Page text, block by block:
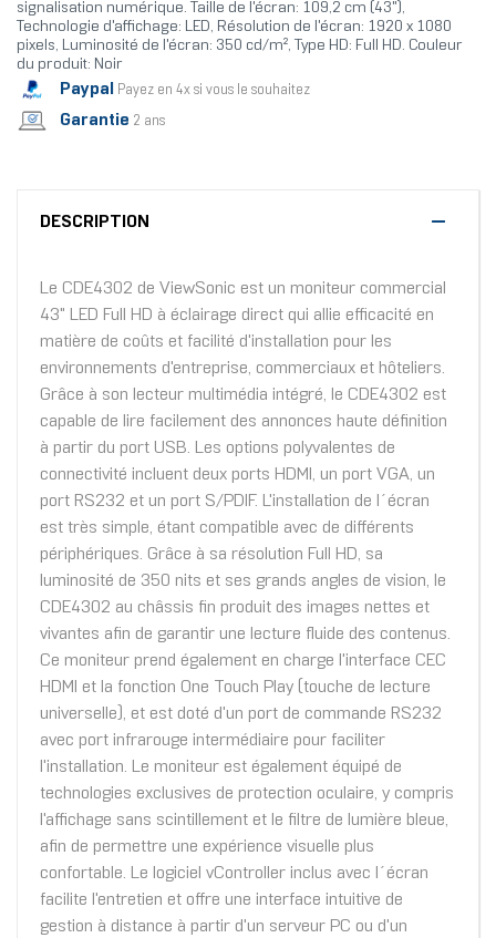
signalisation numérique. Taille de l'écran: 109,2 cm (43"),
Technologie d'affichage: LED, Résolution de l'écran: 1920 x 1080
pixels, Luminosité de l'écran: 350 cd/m², Type HD: Full HD. Couleur
du produit: Noir
Paypal Payez en 4x si vous le souhaitez
Garantie 2 ans
DESCRIPTION
Le CDE4302 de ViewSonic est un moniteur commercial
43" LED Full HD à éclairage direct qui allie efficacité en
matière de coûts et facilité d'installation pour les
environnements d'entreprise, commerciaux et hôteliers.
Grâce à son lecteur multimédia intégré, le CDE4302 est
capable de lire facilement des annonces haute définition
à partir du port USB. Les options polyvalentes de
connectivité incluent deux ports HDMI, un port VGA, un
port RS232 et un port S/PDIF. L'installation de l´écran
est très simple, étant compatible avec de différents
périphériques. Grâce à sa résolution Full HD, sa
luminosité de 350 nits et ses grands angles de vision, le
CDE4302 au châssis fin produit des images nettes et
vivantes afin de garantir une lecture fluide des contenus.
Ce moniteur prend également en charge l'interface CEC
HDMI et la fonction One Touch Play (touche de lecture
universelle), et est doté d'un port de commande RS232
avec port infrarouge intermédiaire pour faciliter
l'installation. Le moniteur est également équipé de
technologies exclusives de protection oculaire, y compris
l'affichage sans scintillement et le filtre de lumière bleue,
afin de permettre une expérience visuelle plus
confortable. Le logiciel vController inclus avec l´écran
facilite l'entretien et offre une interface intuitive de
gestion à distance à partir d'un serveur PC ou d'un